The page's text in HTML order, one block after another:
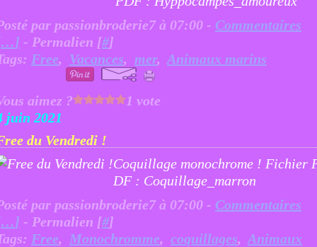
par passionbroderie7 à 07:00 - Commentaires
…] - Permalien [#]
Free, Vacances, mer, Animaux marins
aimez ?
1 vote
juin 2021
du Vendredi !
Coquillage monochrome ! Fichier
DF : Coquillage_marron
par passionbroderie7 à 07:00 - Commentaires
…] - Permalien [#]
Free, Monochromme, coquillages, Animaux